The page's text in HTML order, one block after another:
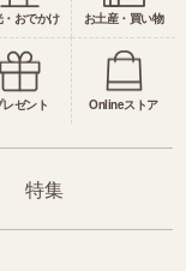
おでかけ お土産・買い物
レゼント Onlineストア
特集